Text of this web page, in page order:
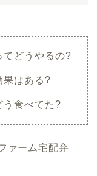
てどうやるの?
果はある?
う食べてた?
ァーム宅配弁